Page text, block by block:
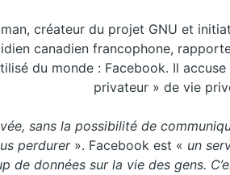
créateur du projet GNU et
canadien francophone,
du monde : Facebook. Il
privateur » de vie
sans la possibilité de
perdurer ». Facebook est « un
de données sur la vie des gens.